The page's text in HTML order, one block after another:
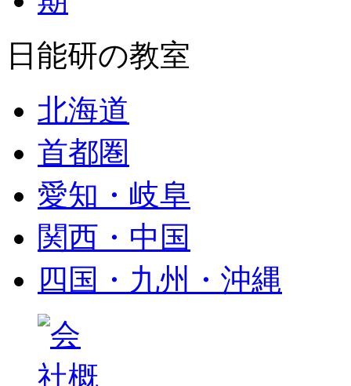
日能研の教室
北海道
首都圏
愛知・岐阜
関西・中国
四国・九州・沖縄